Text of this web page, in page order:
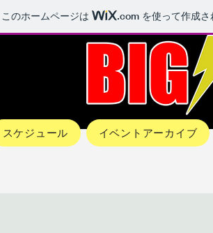
このホームページは .com を使って作成
スケジュール イベントアーカイブ